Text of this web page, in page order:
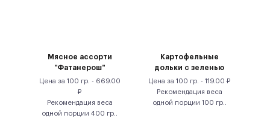
Мясное ассорти
"Фатанерош"
Цена за 100 гр. - 669.00
₽
Рекомендация веса
одной порции 400 гр.
Картофельные
дольки с зеленью
Цена за 100 гр. - 119.00 ₽
Рекомендация веса
одной порции 100 гр.